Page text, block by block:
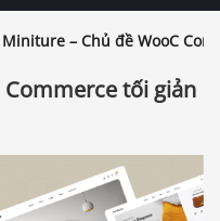
Miniture – Chủ đề WooC
Commerce tối giản